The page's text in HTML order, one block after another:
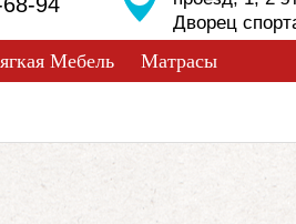
Дворец
Мебель Матрасы